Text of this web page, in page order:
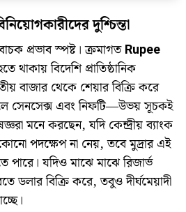
দুশ্চিন্তা
প্রভাব স্পষ্ট। ক্রমাগতRupee
থাকায় বিদেশি প্রাতিষ্ঠানিক
বাজার থেকে শেয়ার বিক্রি করে
সেনসেক্স এবং নিফটি—উভয় সূচকই
মনে করছেন, যদি কেন্দ্রীয় ব্যাংক
পদক্ষেপ না নেয়, তবে মুদ্রার এই
যদিও মাঝে মাঝে রিজার্ভ
ডলার বিক্রি করে, তবুও দীর্ঘমেয়াদী